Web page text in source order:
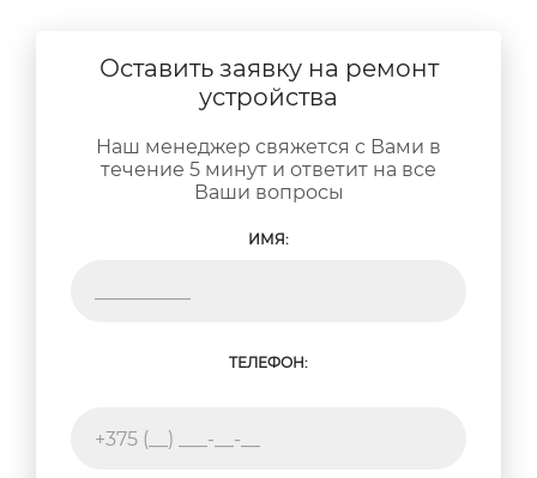
Оставить заявку на ремонт
устройства
Наш менеджер свяжется с Вами в
течение 5 минут и ответит на все
Ваши вопросы
ИМЯ:
ТЕЛЕФОН: